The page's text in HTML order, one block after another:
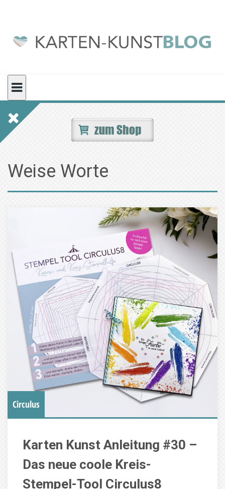
Weise Worte
Circulus
Karten Kunst Anleitung #30 –
Das neue coole Kreis-
Stempel-Tool Circulus8